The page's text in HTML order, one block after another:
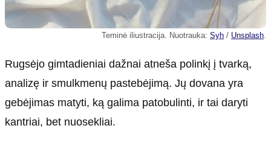
Teminė iliustracija. Nuotrauka: Syh / Unsplash.
Rugsėjo gimtadieniai dažnai atneša polinkį į tvarką,
analizę ir smulkmenų pastebėjimą. Jų dovana yra
gebėjimas matyti, ką galima patobulinti, ir tai daryti
kantriai, bet nuosekliai.